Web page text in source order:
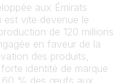
aux Émirats
est vite devenue le
de 120 millions
en faveur de la
des produits,
identité de marque
60 % des œufs aux